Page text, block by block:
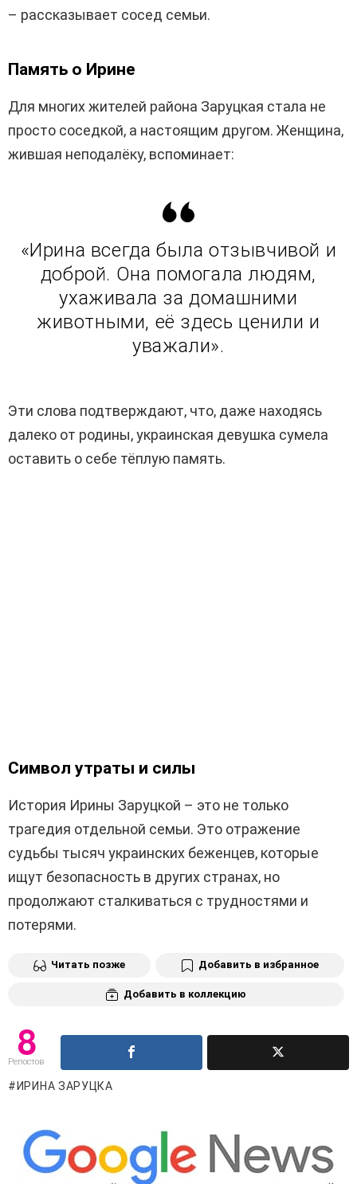
– рассказывает сосед семьи.
Память о Ирине
Для многих жителей района Заруцкая стала не
просто соседкой, а настоящим другом. Женщина,
жившая неподалёку, вспоминает:
«Ирина всегда была отзывчивой и
доброй. Она помогала людям,
ухаживала за домашними
животными, её здесь ценили и
уважали».
Эти слова подтверждают, что, даже находясь
далеко от родины, украинская девушка сумела
оставить о себе тёплую память.
Символ утраты и силы
История Ирины Заруцкой – это не только
трагедия отдельной семьи. Это отражение
судьбы тысяч украинских беженцев, которые
ищут безопасность в других странах, но
продолжают сталкиваться с трудностями и
потерями.
Читать позже Добавить в избранное
Добавить в коллекцию
8
Репостов
ИРИНА ЗАРУЦКА